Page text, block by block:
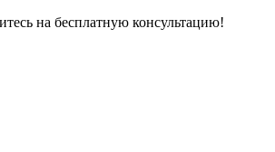
на бесплатную консультацию!